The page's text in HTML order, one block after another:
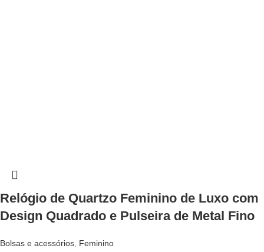
Relógio de Quartzo Feminino de Luxo com
Design Quadrado e Pulseira de Metal Fino
Bolsas e acessórios, Feminino